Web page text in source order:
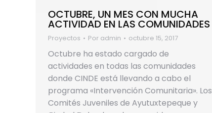
OCTUBRE, UN MES CON MUCHA
ACTIVIDAD EN LAS COMUNIDADES
Proyectos Por admin octubre 15, 2017
Octubre ha estado cargado de
actividades en todas las comunidades
donde CINDE está llevando a cabo el
programa «Intervención Comunitaria». Los
Comités Juveniles de Ayutuxtepeque y